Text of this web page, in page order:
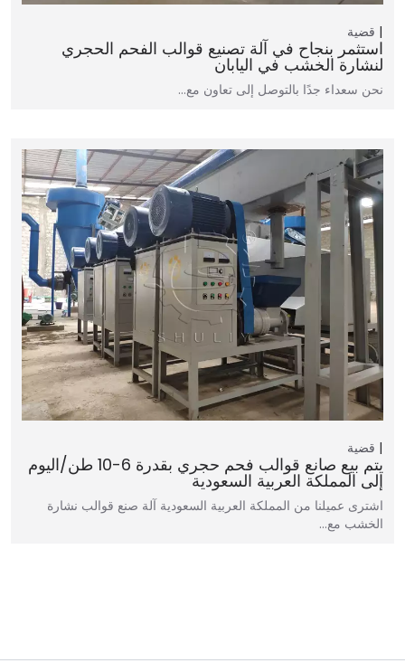
قضية
استثمر بنجاح في آلة تصنيع قوالب الفحم الحجري
لنشارة الخشب في اليابان
نحن سعداء جدًا بالتوصل إلى تعاون مع…
قضية
يتم بيع صانع قوالب فحم حجري بقدرة 6-10 طن/اليوم
إلى المملكة العربية السعودية
اشترى عميلنا من المملكة العربية السعودية آلة صنع قوالب نشارة
الخشب مع…